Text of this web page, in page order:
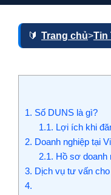
Trang chủ>Tin
1. Số DUNS là gì?
1.1. Lợi ích khi
2. Doanh nghiệp tại
2.1. Hồ sơ doanh
3. Dịch vụ tư vấn
4.